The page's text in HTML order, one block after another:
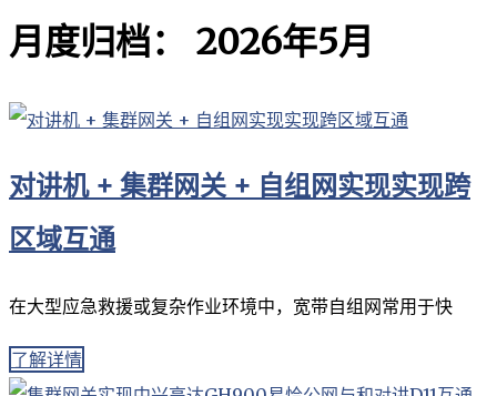
月度归档： 2026年5月
对讲机 + 集群网关 + 自组网实现实现跨
区域互通
在大型应急救援或复杂作业环境中，宽带自组网常用于快
了解详情